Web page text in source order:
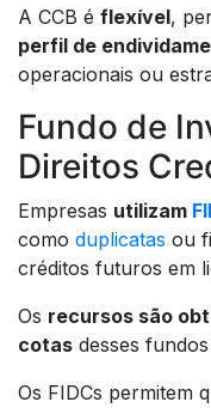
A CCB é flexível,
perfil de
operacionais ou
Fundo de
Direitos
Empresas utilizam
como duplicatas ou
créditos futuros em
Os recursos são
cotas desses
Os FIDCs permitem